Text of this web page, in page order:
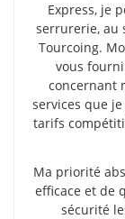
Express, je
serrurerie, au
Tourcoing.
vous
concernant
services que
tarifs
Ma priorité
efficace et de
sécurité